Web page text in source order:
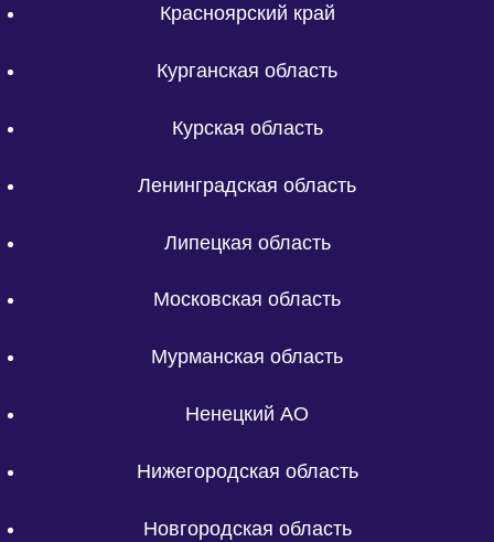
Красноярский край
Курганская область
Курская область
Ленинградская область
Липецкая область
Московская область
Мурманская область
Ненецкий АО
Нижегородская область
Новгородская область